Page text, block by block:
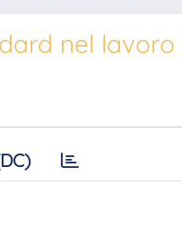
nel lavoro